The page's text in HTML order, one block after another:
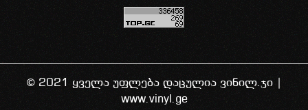
© 2021 ყველა უფლება დაცულია ვინილ.ჯი |
www.vinyl.ge